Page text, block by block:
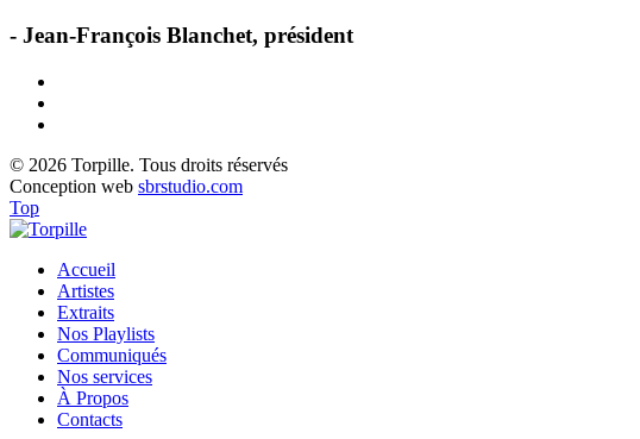
- Jean-François Blanchet, président
© 2026 Torpille. Tous droits réservés
Conception web sbrstudio.com
Top
Accueil
Artistes
Extraits
Nos Playlists
Communiqués
Nos services
À Propos
Contacts